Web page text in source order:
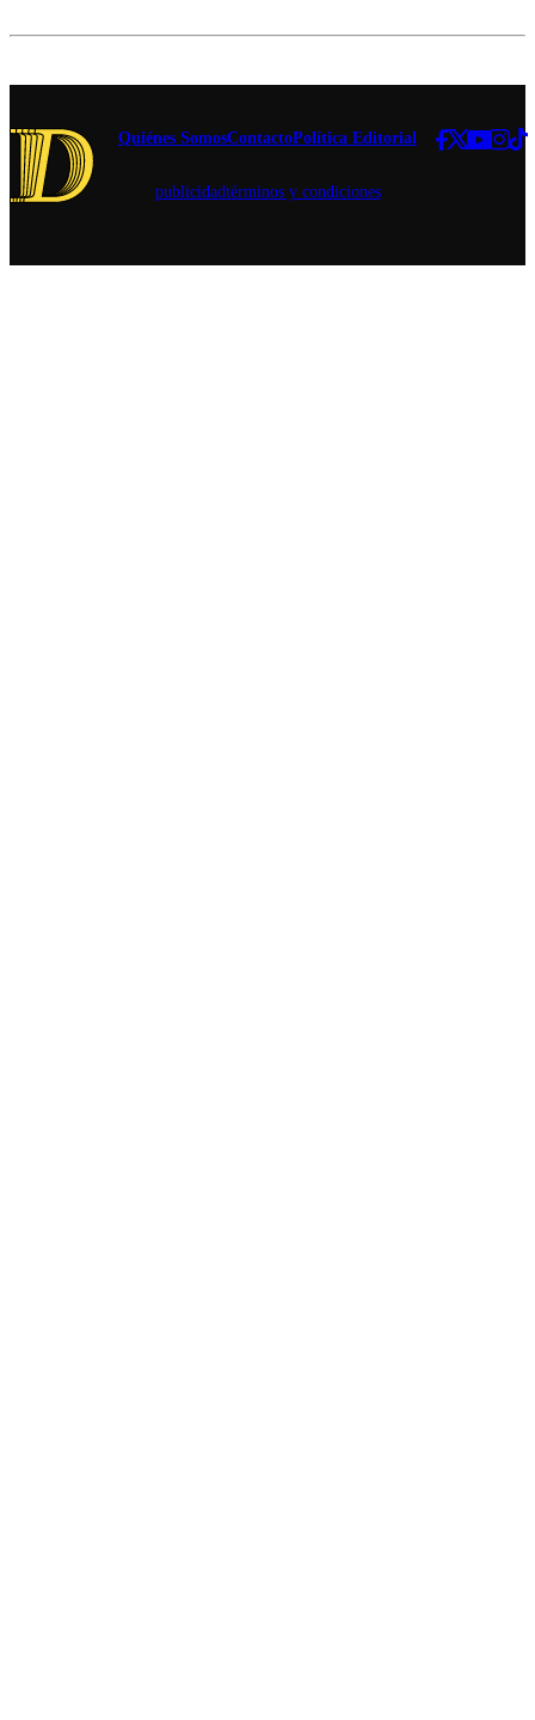
una alianza
empresa de
Todos
Reciclamos.
Quiénes SomosContactoPolítica Editorial
publicidadtérminos y condiciones